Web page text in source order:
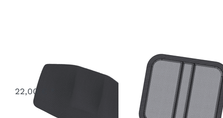
A-HRAD-25-GR
3 - 7 Werktage
22,00 € *
Sitzsystem
Kissen Leafless
Tree
X-SSK0-26-LF013
3 - 7 Werktage